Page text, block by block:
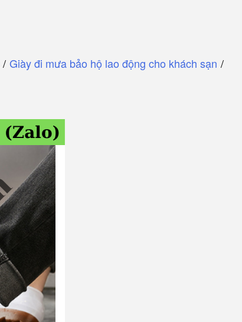
/ Giày đi mưa bảo hộ lao động cho khách sạn /